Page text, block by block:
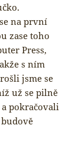
na první
zase toho
Press,
s ním
jsme se
už se pilně
pokračovali